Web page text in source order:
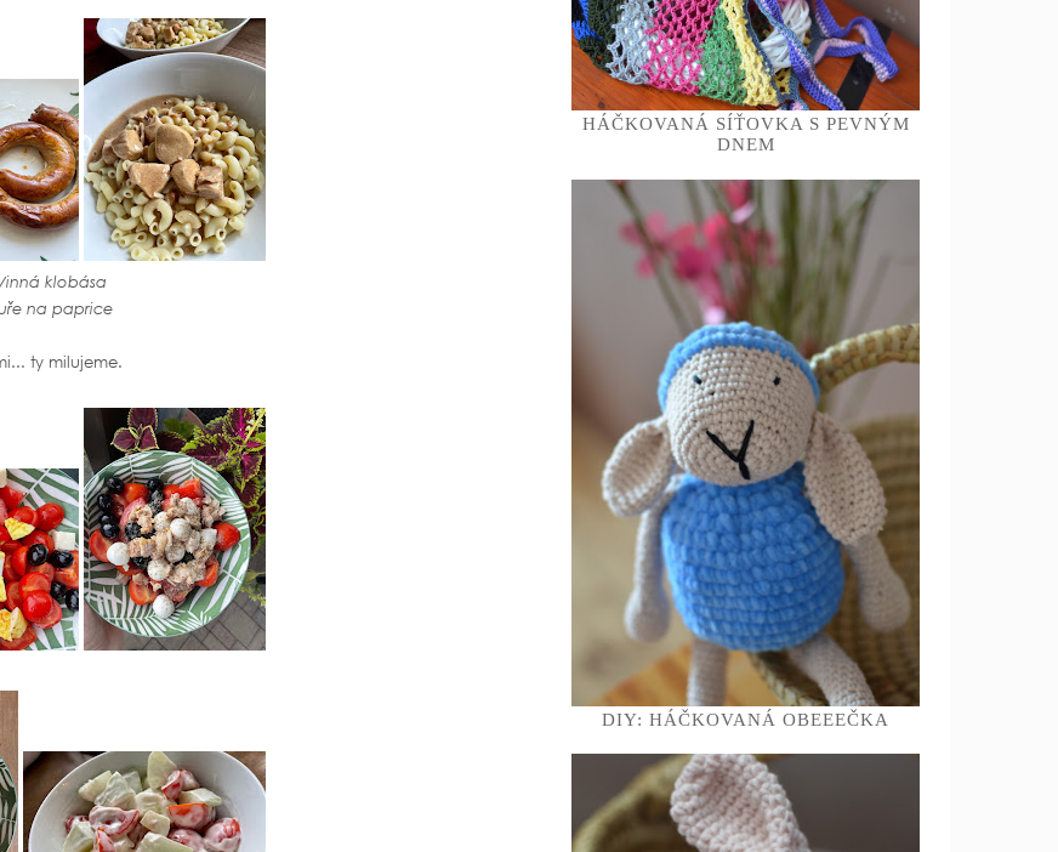
klobása
na paprice
ty milujeme.
HÁČKOVANÁ SÍŤOVKA S PEVNÝM
DNEM
DIY: HÁČKOVANÁ OBEEEČKA